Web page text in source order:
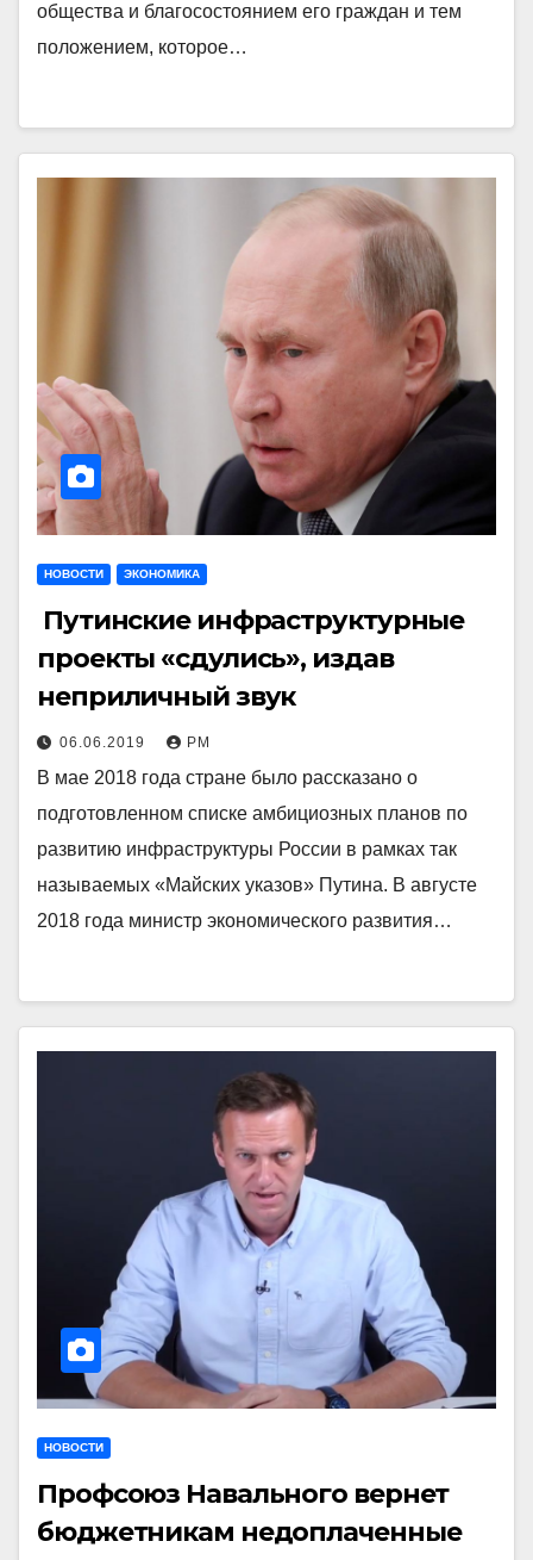
общества и благосостоянием его граждан и тем
положением, которое…
НОВОСТИ ЭКОНОМИКА
Путинские инфраструктурные
проекты «сдулись», издав
неприличный звук
06.06.2019 РМ
В мае 2018 года стране было рассказано о
подготовленном списке амбициозных планов по
развитию инфраструктуры России в рамках так
называемых «Майских указов» Путина. В августе
2018 года министр экономического развития…
НОВОСТИ
Профсоюз Навального вернет
бюджетникам недоплаченные